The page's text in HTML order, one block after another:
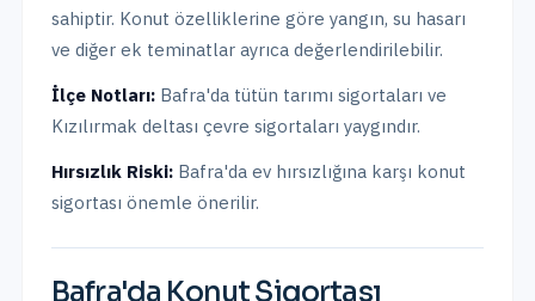
sahiptir. Konut özelliklerine göre yangın, su hasarı
ve diğer ek teminatlar ayrıca değerlendirilebilir.
İlçe Notları: Bafra'da tütün tarımı sigortaları ve
Kızılırmak deltası çevre sigortaları yaygındır.
Hırsızlık Riski: Bafra'da ev hırsızlığına karşı konut
sigortası önemle önerilir.
Bafra'da Konut Sigortası